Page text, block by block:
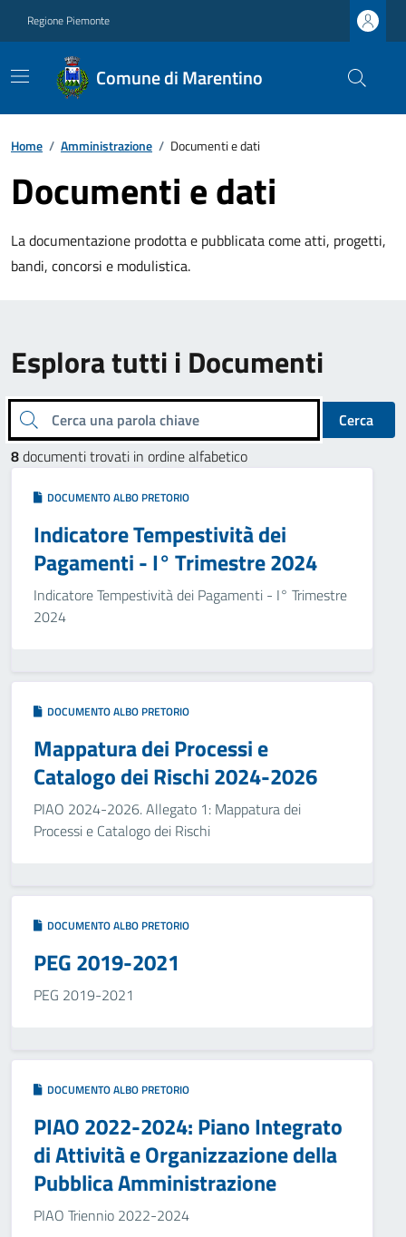
Regione Piemonte
Comune di Marentino
Home / Amministrazione / Documenti e dati
Documenti e dati
La documentazione prodotta e pubblicata come atti, progetti,
bandi, concorsi e modulistica.
Esplora tutti i Documenti
Cerca una parola chiave
Cerca
8documenti trovati in ordine alfabetico
DOCUMENTO ALBO PRETORIO
Indicatore Tempestività dei
Pagamenti - I° Trimestre 2024
Indicatore Tempestività dei Pagamenti - I° Trimestre
2024
DOCUMENTO ALBO PRETORIO
Mappatura dei Processi e
Catalogo dei Rischi 2024-2026
PIAO 2024-2026. Allegato 1: Mappatura dei
Processi e Catalogo dei Rischi
DOCUMENTO ALBO PRETORIO
PEG 2019-2021
PEG 2019-2021
DOCUMENTO ALBO PRETORIO
PIAO 2022-2024: Piano Integrato
di Attività e Organizzazione della
Pubblica Amministrazione
PIAO Triennio 2022-2024